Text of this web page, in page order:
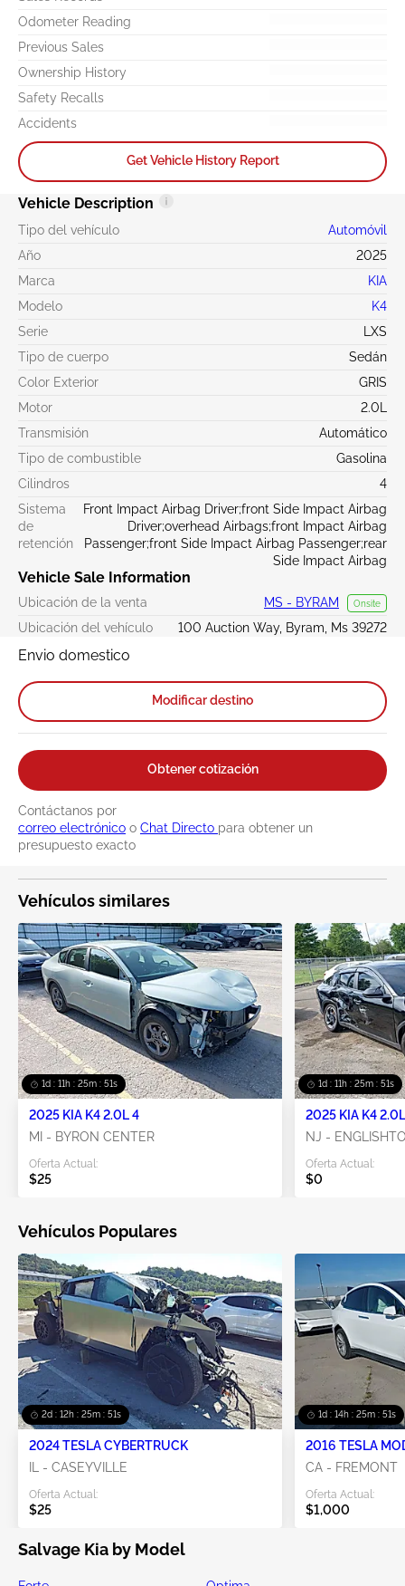
Odometer Reading
Previous Sales
Ownership History
Safety Recalls
Accidents
Get Vehicle History Report
Vehicle Description
Tipo del vehículo
Automóvil
Año
2025
Marca
KIA
Modelo
K4
Serie
LXS
Tipo de cuerpo
Sedán
Color Exterior
GRIS
Motor
2.0L
Transmisión
Automático
Tipo de combustible
Gasolina
Cilindros
4
Sistema
de
retención
Front Impact Airbag Driver;front Side Impact Airbag
Driver;overhead Airbags;front Impact Airbag
Passenger;front Side Impact Airbag Passenger;rear
Side Impact Airbag
Vehicle Sale Information
Ubicación de la venta MS - BYRAM Onsite
Ubicación del vehículo 100 Auction Way, Byram, Ms 39272
Envio domestico
Modificar destino
Obtener cotización
Contáctanos por
correo electrónico o Chat Directo para obtener un
presupuesto exacto
Vehículos similares
1d : 11h : 25m : 50s
2025 KIA K4 2.0L 4
MI - BYRON CENTER
Oferta Actual:
$25
1d : 11h : 25m : 50s
2025 KIA K4
NJ -
Oferta Actual:
$0
Vehículos Populares
2d : 12h : 25m : 50s
2024 TESLA CYBERTRUCK
IL - CASEYVILLE
Oferta Actual:
$25
1d : 14h : 25m : 50s
2016 TESLA
CA - FREMONT
Oferta Actual:
$1,000
Salvage Kia by Model